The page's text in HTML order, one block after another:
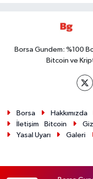
Borsa Gundem: %100
Bitcoin ve
Borsa Hakkımızda
İletişim
Bitcoin
Yasal Uyarı
Galeri